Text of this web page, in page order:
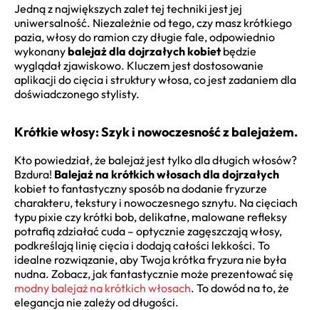
Jedną z największych zalet tej techniki jest jej
uniwersalność. Niezależnie od tego, czy masz krótkiego
pazia, włosy do ramion czy długie fale, odpowiednio
wykonanybalejaż dla dojrzałych kobietbędzie
wyglądał zjawiskowo. Kluczem jest dostosowanie
aplikacji do cięcia i struktury włosa, co jest zadaniem dla
doświadczonego stylisty.
Krótkie włosy: Szyk i nowoczesność z balejażem.
Kto powiedział, że balejaż jest tylko dla długich włosów?
Bzdura! Balejaż na krótkich włosach dla dojrzałych
kobiet to fantastyczny sposób na dodanie fryzurze
charakteru, tekstury i nowoczesnego sznytu. Na cięciach
typu pixie czy krótki bob, delikatne, malowane refleksy
potrafią zdziałać cuda – optycznie zagęszczają włosy,
podkreślają linię cięcia i dodają całości lekkości. To
idealne rozwiązanie, aby Twoja krótka fryzura nie była
nudna. Zobacz, jak fantastycznie może prezentować się
modny balejaż na krótkich włosach. To dowód na to, że
elegancja nie zależy od długości.